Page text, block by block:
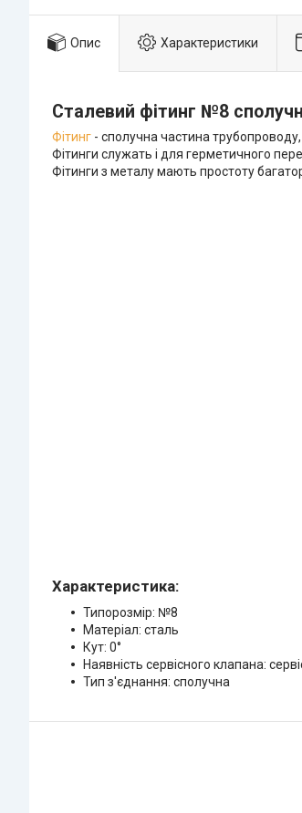
Опис Характеристики
Сталевий фітинг №8
Фітинг - сполучна частина
Фітинги служать і для герметичного
Фітинги з металу мають простоту
Характеристика:
Типорозмір: №8
Матеріал: сталь
Кут: 0°
Наявність сервісного клапана:
Тип з'єднання: сполучна